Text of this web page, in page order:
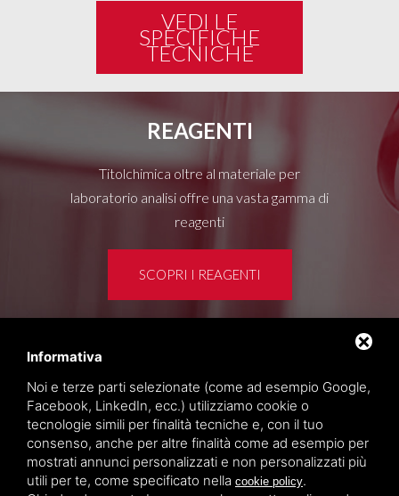
VEDI LE
SPECIFICHE
TECNICHE
REAGENTI
Titolchimica oltre al materiale per
laboratorio analisi offre una vasta gamma di
reagenti
SCOPRI I REAGENTI
Area clienti
Privacy policy
Sitemap
TITOLCHIMICA SPA - VIA DELL'ARTIGIANATO, 2
(MACROAREA) 45030 VILLAMARZANA (RO) ITALY,
Informativa
Noi e terze parti selezionate (come ad esempio Google,
Facebook, LinkedIn, ecc.) utilizziamo cookie o
tecnologie simili per finalità tecniche e, con il tuo
consenso, anche per altre finalità come ad esempio per
mostrati annunci personalizzati e non personalizzati più
utili per te, come specificato nella cookie policy.